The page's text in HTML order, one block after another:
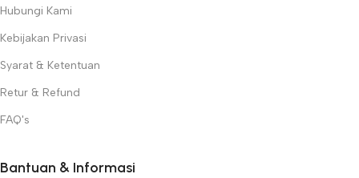
Hubungi Kami
Kebijakan Privasi
Syarat & Ketentuan
Retur & Refund
FAQ's
Bantuan & Informasi